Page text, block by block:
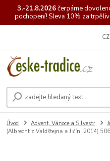
3.-21.8.2026čerpáme
pochopení! Sleva 10% za
Úvod Advent, Vánoce a Silvestr
(Albrecht z Valdštejna a Jičín, 2014) 506